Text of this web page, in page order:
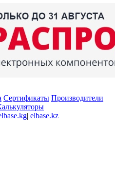
Сертификаты Производители
| elbase.kz